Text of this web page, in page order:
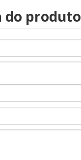
do produto